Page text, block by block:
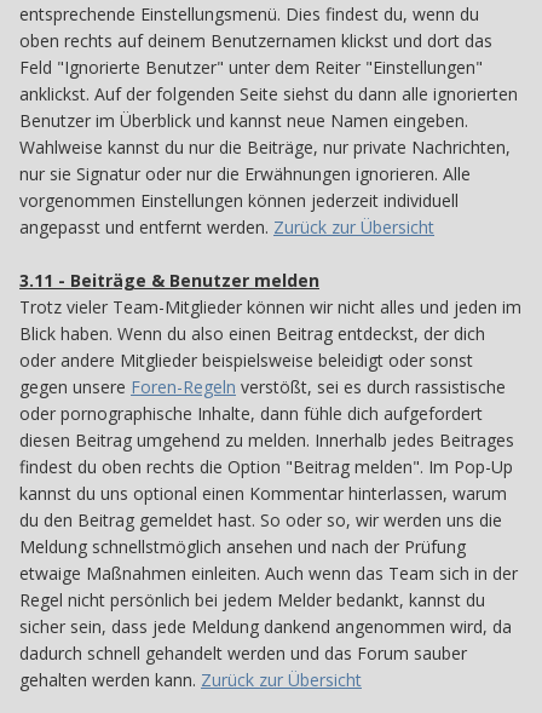
entsprechende Einstellungsmenü. Dies findest du, wenn du
oben rechts auf deinem Benutzernamen klickst und dort das
Feld "Ignorierte Benutzer" unter dem Reiter "Einstellungen"
anklickst. Auf der folgenden Seite siehst du dann alle ignorierten
Benutzer im Überblick und kannst neue Namen eingeben.
Wahlweise kannst du nur die Beiträge, nur private Nachrichten,
nur sie Signatur oder nur die Erwähnungen ignorieren. Alle
vorgenommen Einstellungen können jederzeit individuell
angepasst und entfernt werden. Zurück zur Übersicht
3.11 - Beiträge & Benutzer melden
Trotz vieler Team-Mitglieder können wir nicht alles und jeden im
Blick haben. Wenn du also einen Beitrag entdeckst, der dich
oder andere Mitglieder beispielsweise beleidigt oder sonst
gegen unsere Foren-Regeln verstößt, sei es durch rassistische
oder pornographische Inhalte, dann fühle dich aufgefordert
diesen Beitrag umgehend zu melden. Innerhalb jedes Beitrages
findest du oben rechts die Option "Beitrag melden". Im Pop-Up
kannst du uns optional einen Kommentar hinterlassen, warum
du den Beitrag gemeldet hast. So oder so, wir werden uns die
Meldung schnellstmöglich ansehen und nach der Prüfung
etwaige Maßnahmen einleiten. Auch wenn das Team sich in der
Regel nicht persönlich bei jedem Melder bedankt, kannst du
sicher sein, dass jede Meldung dankend angenommen wird, da
dadurch schnell gehandelt werden und das Forum sauber
gehalten werden kann. Zurück zur Übersicht